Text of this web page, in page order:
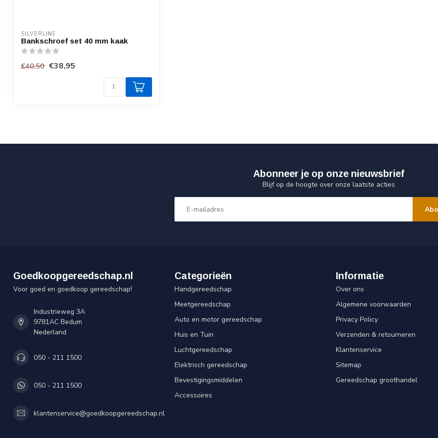
SILVERLINE
Bankschroef set 40 mm kaak
€40,50 €38,95
Abonneer je op onze nieuwsbrief
Blijf op de hoogte over onze laatste acties
Goedkoopgereedschap.nl
Voor goed en goedkoop gereedschap!
Industrieweg 3A
9781AC Bedum
Nederland
050 - 211 1500
050 - 211 1500
klantenservice@goedkoopgereedschap.nl
Categorieën
Handgereedschap
Meetgereedschap
Auto en motor gereedschap
Huis en Tuin
Luchtgereedschap
Elektrisch gereedschap
Bevestigingsmiddelen
Accessoires
Informatie
Over ons
Algemene voorwaarden
Privacy Policy
Verzenden & retourneren
Klantenservice
Sitemap
Gereedschap groothandel